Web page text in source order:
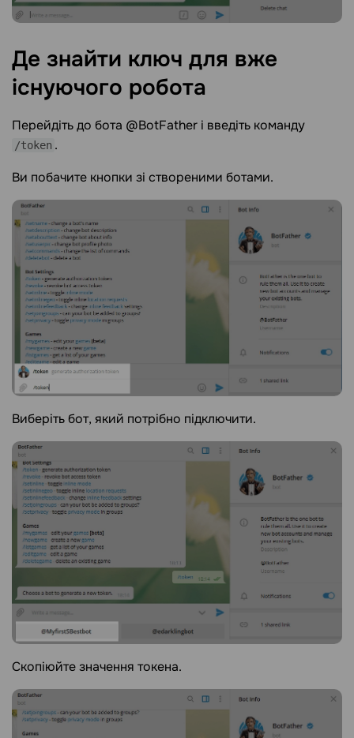
Де знайти ключ для вже
існуючого робота
Перейдіть до бота @BotFather і введіть команду
/token .
Ви побачите кнопки зі створеними ботами.
Виберіть бот, який потрібно підключити.
Скопіюйте значення токена.